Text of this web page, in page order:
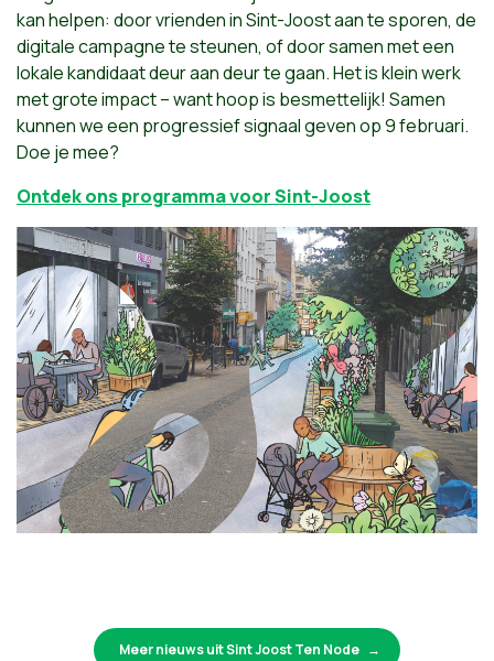
kan helpen: door vrienden in Sint-Joost aan te sporen, de
digitale campagne te steunen, of door samen met een
lokale kandidaat deur aan deur te gaan. Het is klein werk
met grote impact – want hoop is besmettelijk! Samen
kunnen we een progressief signaal geven op 9 februari.
Doe je mee?
Ontdek ons programma voor Sint-Joost
Meer nieuws uit Sint Joost Ten Node